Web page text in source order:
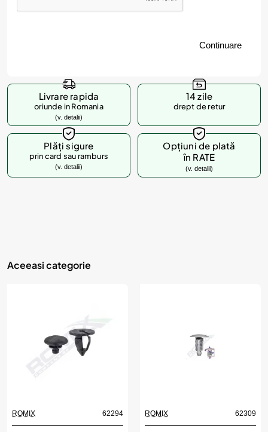
e
r
d
Continuare
Livrare rapida
oriunde in Romania
(v. detalii)
14 zile
drept de retur
Plăți sigure
prin card sau ramburs
(v. detalii)
Opțiuni de plată
în RATE
(v. detalii)
Aceeasi categorie
ROMIX 62294 ROMIX 62309